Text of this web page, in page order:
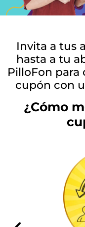
Invita a tus
hasta a tu
PilloFon para
cupón con
¿Cómo